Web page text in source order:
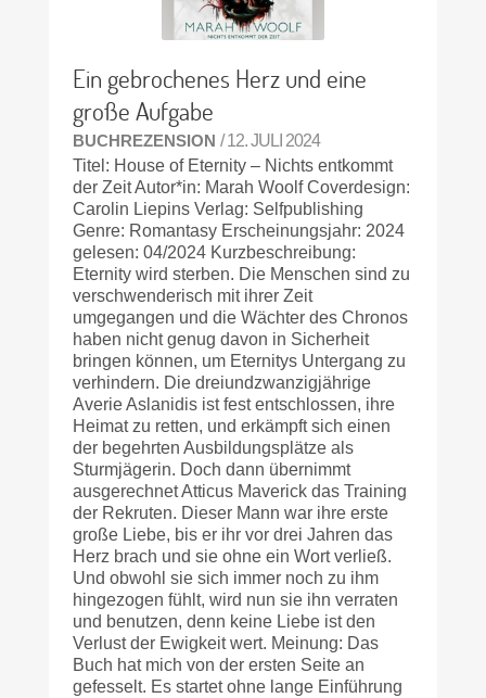
Ein gebrochenes Herz und eine
große Aufgabe
BUCHREZENSION / 12. JULI 2024
Titel: House of Eternity – Nichts entkommt
der Zeit Autor*in: Marah Woolf Coverdesign:
Carolin Liepins Verlag: Selfpublishing
Genre: Romantasy Erscheinungsjahr: 2024
gelesen: 04/2024 Kurzbeschreibung:
Eternity wird sterben. Die Menschen sind zu
verschwenderisch mit ihrer Zeit
umgegangen und die Wächter des Chronos
haben nicht genug davon in Sicherheit
bringen können, um Eternitys Untergang zu
verhindern. Die dreiundzwanzigjährige
Averie Aslanidis ist fest entschlossen, ihre
Heimat zu retten, und erkämpft sich einen
der begehrten Ausbildungsplätze als
Sturmjägerin. Doch dann übernimmt
ausgerechnet Atticus Maverick das Training
der Rekruten. Dieser Mann war ihre erste
große Liebe, bis er ihr vor drei Jahren das
Herz brach und sie ohne ein Wort verließ.
Und obwohl sie sich immer noch zu ihm
hingezogen fühlt, wird nun sie ihn verraten
und benutzen, denn keine Liebe ist den
Verlust der Ewigkeit wert. Meinung: Das
Buch hat mich von der ersten Seite an
gefesselt. Es startet ohne lange Einführung